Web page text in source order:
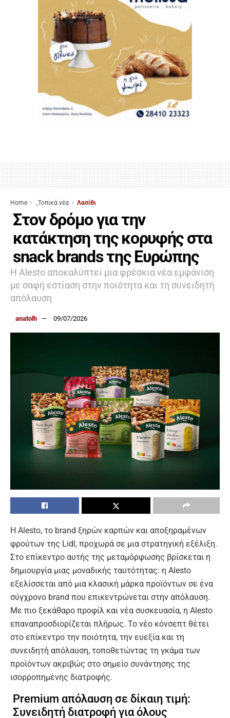
Home _Τοπικά νέα Λασίθι
Στον δρόμο για την
κατάκτηση της κορυφής στα
snack brands της Ευρώπης
Η Alesto αποκαλύπτει μια φρέσκια νέα εμφάνιση
με σαφή εστίαση στην ποιότητα και τη συνειδητή
απόλαυση
anatolh 09/07/2026
Η Alesto, το brand ξηρών καρπών και αποξηραμένων
φρούτων της Lidl, προχωρά σε μια στρατηγική εξέλιξη.
Στο επίκεντρο αυτής της μεταμόρφωσης βρίσκεται η
δημιουργία μιας μοναδικής ταυτότητας: η Alesto
εξελίσσεται από μια κλασική μάρκα προϊόντων σε ένα
σύγχρονο brand που επικεντρώνεται στην απόλαυση.
Με πιο ξεκάθαρο προφίλ και νέα συσκευασία, η Alesto
επαναπροσδιορίζεται πλήρως. Το νέο κόνσεπτ θέτει
στο επίκεντρο την ποιότητα, την ευεξία και τη
συνειδητή απόλαυση, τοποθετώντας τη γκάμα των
προϊόντων ακριβώς στο σημείο συνάντησης της
ισορροπημένης διατροφής.
Premium απόλαυση σε δίκαιη τιμή:
Συνειδητή διατροφή για όλους